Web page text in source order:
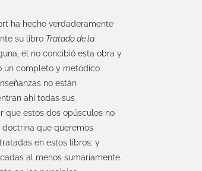
ha hecho verdaderamente
su libro Tratado de la
él no concibió esta obra y
un completo y metódico
no están
ahí todas sus
que estos dos opúsculos no
que queremos
en estos libros; y
al menos sumariamente.